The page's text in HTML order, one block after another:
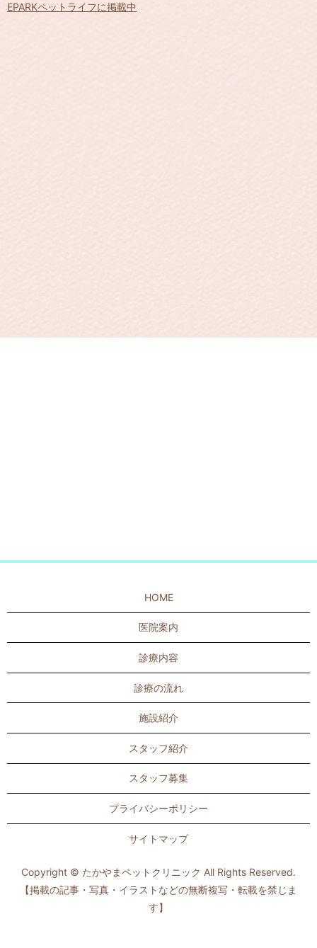
EPARKペットライフに掲載中
HOME
医院案内
診療内容
診療の流れ
施設紹介
スタッフ紹介
スタッフ募集
プライバシーポリシー
サイトマップ
Copyright © たかやまペットクリニック All Rights Reserved.
【掲載の記事・写真・イラストなどの無断複写・転載を禁じま
す】